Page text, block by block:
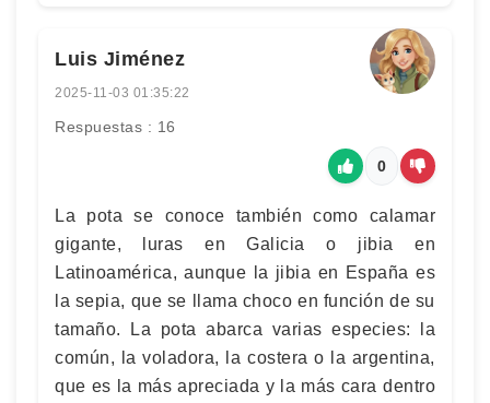
Luis Jiménez
2025-11-03 01:35:22
Respuestas : 16
0
La pota se conoce también como calamar
gigante, luras en Galicia o jibia en
Latinoamérica, aunque la jibia en España es
la sepia, que se llama choco en función de su
tamaño. La pota abarca varias especies: la
común, la voladora, la costera o la argentina,
que es la más apreciada y la más cara dentro